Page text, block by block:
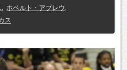
ホベルト・アブレウ
ス